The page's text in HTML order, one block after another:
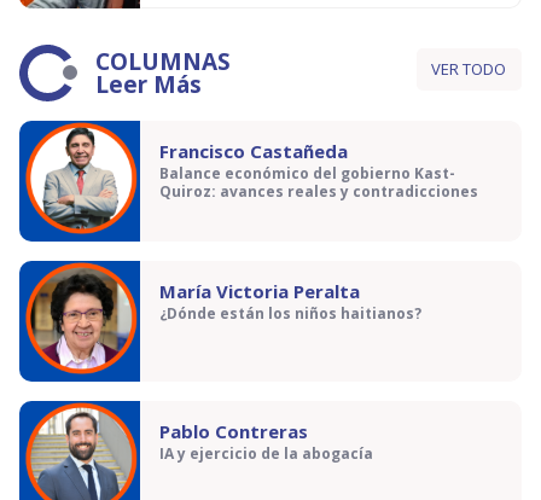
COLUMNAS
Leer Más VER TODO
Francisco Castañeda
Balance económico del gobierno Kast-
Quiroz: avances reales y contradicciones
María Victoria Peralta
¿Dónde están los niños haitianos?
Pablo Contreras
IA y ejercicio de la abogacía